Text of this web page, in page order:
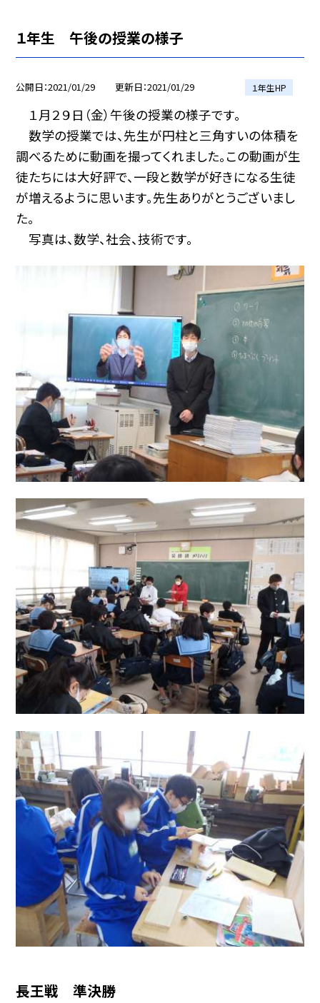
１年生 午後の授業の様子
公開日 2021/01/29 更新日 2021/01/29 １年生HP
１月２９日（金）午後の授業の様子です。
数学の授業では、先生が円柱と三角すいの体積を
調べるために動画を撮ってくれました。この動画が生
徒たちには大好評で、一段と数学が好きになる生徒
が増えるように思います。先生ありがとうございまし
た。
写真は、数学、社会、技術です。
長王戦 準決勝